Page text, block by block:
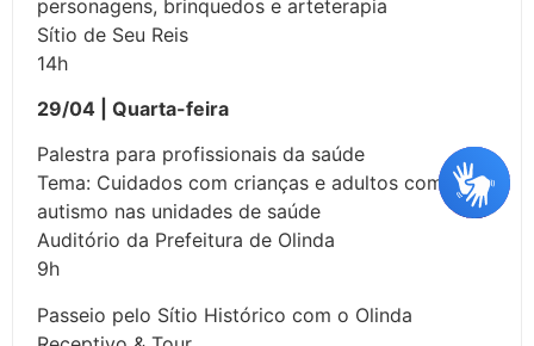
personagens, brinquedos e arteterapia
Sítio de Seu Reis
14h
29/04 | Quarta-feira
Palestra para profissionais da saúde
Tema: Cuidados com crianças e adultos com
autismo nas unidades de saúde
Auditório da Prefeitura de Olinda
9h
Passeio pelo Sítio Histórico com o Olinda